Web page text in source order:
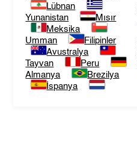
Lübnan
Yunanistan
Mısır
Meksika
Umman
Filipinler
Avustralya
Tayvan
Peru
Almanya
Brezilya
İspanya